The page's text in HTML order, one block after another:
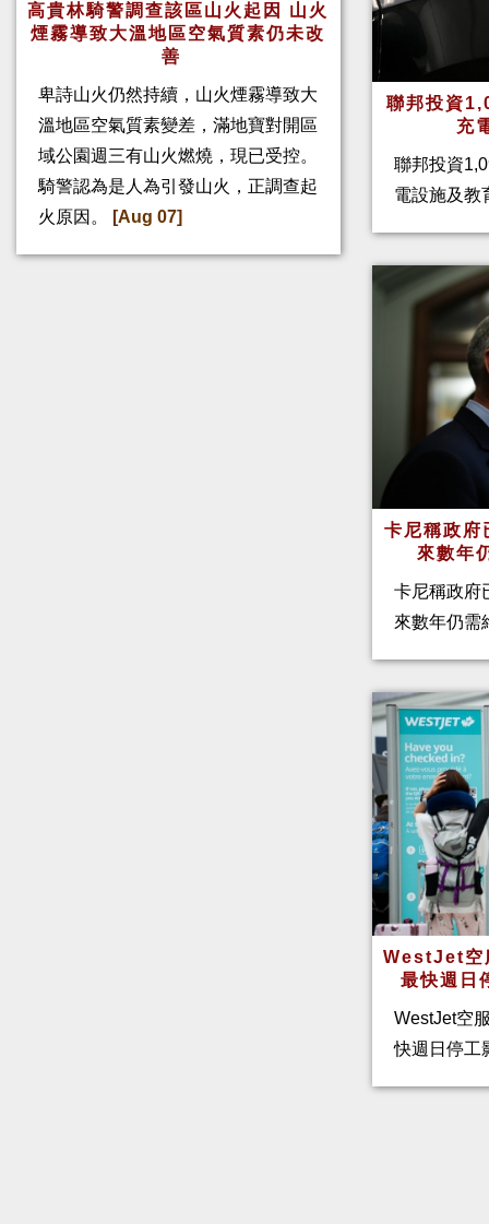
高貴林騎警調查該區山火起因 山火
煙霧導致大溫地區空氣質素仍未改
善
卑詩山火仍然持續，山火煙霧導致大
溫地區空氣質素變差，滿地寶對開區
域公園週三有山火燃燒，現已受控。
騎警認為是人為引發山火，正調查起
火原因。
[Aug 07]
聯邦投資
充
聯邦投資
電設施及教
卡尼稱政府
來數年
卡尼稱政府
來數年仍需
WestJet空
最快週日
WestJet空
快週日停工